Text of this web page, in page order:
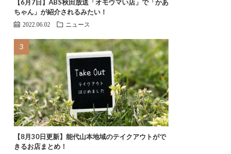
【6月7日】ABS秋田放送「オモウマい店」で「かあ
ちゃん」が紹介されるみたい！
2022.06.02 ニュース
【8月30日更新】能代山本地域のテイクアウトがで
きるお店まとめ！